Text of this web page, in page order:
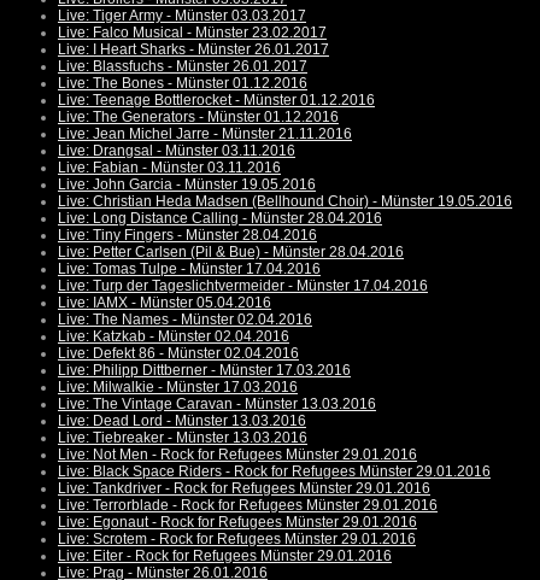
Live: Tiger Army - Münster 03.03.2017
Live: Falco Musical - Münster 23.02.2017
Live: I Heart Sharks - Münster 26.01.2017
Live: Blassfuchs - Münster 26.01.2017
Live: The Bones - Münster 01.12.2016
Live: Teenage Bottlerocket - Münster 01.12.2016
Live: The Generators - Münster 01.12.2016
Live: Jean Michel Jarre - Münster 21.11.2016
Live: Drangsal - Münster 03.11.2016
Live: Fabian - Münster 03.11.2016
Live: John Garcia - Münster 19.05.2016
Live: Christian Heda Madsen (Bellhound Choir) - Münster 19.05.2016
Live: Long Distance Calling - Münster 28.04.2016
Live: Tiny Fingers - Münster 28.04.2016
Live: Petter Carlsen (Pil & Bue) - Münster 28.04.2016
Live: Tomas Tulpe - Münster 17.04.2016
Live: Turp der Tageslichtvermeider - Münster 17.04.2016
Live: IAMX - Münster 05.04.2016
Live: The Names - Münster 02.04.2016
Live: Katzkab - Münster 02.04.2016
Live: Defekt 86 - Münster 02.04.2016
Live: Philipp Dittberner - Münster 17.03.2016
Live: Milwalkie - Münster 17.03.2016
Live: The Vintage Caravan - Münster 13.03.2016
Live: Dead Lord - Münster 13.03.2016
Live: Tiebreaker - Münster 13.03.2016
Live: Not Men - Rock for Refugees Münster 29.01.2016
Live: Black Space Riders - Rock for Refugees Münster 29.01.2016
Live: Tankdriver - Rock for Refugees Münster 29.01.2016
Live: Terrorblade - Rock for Refugees Münster 29.01.2016
Live: Egonaut - Rock for Refugees Münster 29.01.2016
Live: Scrotem - Rock for Refugees Münster 29.01.2016
Live: Eiter - Rock for Refugees Münster 29.01.2016
Live: Prag - Münster 26.01.2016